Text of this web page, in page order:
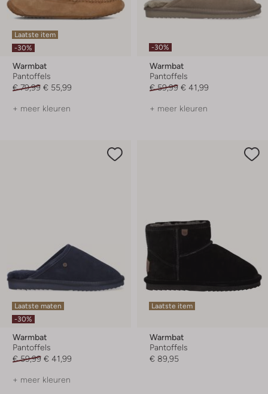
Laatste item
-30%
Warmbat
Pantoffels
€ 79,99 € 55,99
+ meer kleuren
-30%
Warmbat
Pantoffels
€ 59,99 € 41,99
+ meer kleuren
Laatste maten
-30%
Warmbat
Pantoffels
€ 59,99 € 41,99
+ meer kleuren
Laatste item
Warmbat
Pantoffels
€ 89,95